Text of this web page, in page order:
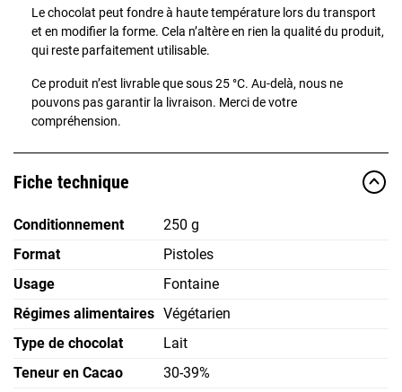
Le chocolat peut fondre à haute température lors du transport
et en modifier la forme. Cela n’altère en rien la qualité du produit,
qui reste parfaitement utilisable.
Ce produit n’est livrable que sous 25 °C. Au-delà, nous ne
pouvons pas garantir la livraison. Merci de votre
compréhension.
Fiche technique
Conditionnement
250 g
Format
Pistoles
Usage
Fontaine
Régimes alimentaires Végétarien
Type de chocolat
Lait
Teneur en Cacao
30-39%